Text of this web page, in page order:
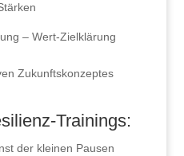
– Wert-Zielklärung
Zukunftskonzeptes
Trainings:
der kleinen Pausen